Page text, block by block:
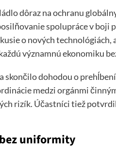
dôraz na ochranu
spolupráce v boji
o nových
významnú ekonomiku
skončilo dohodou o
medzi orgánmi
rizík. Účastníci tiež
uniformity